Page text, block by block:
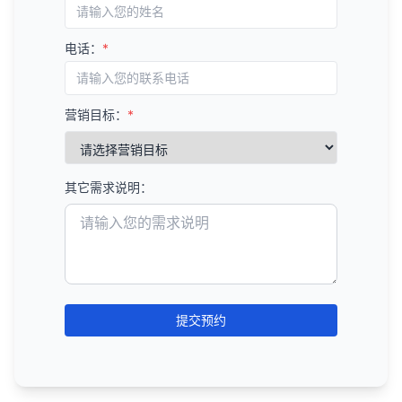
改进内容结构和格式，提高可读性和用户体验。
B. 技术SEO策略
修复爬行错误和索引问题。
优化页面速度和Core Web Vitals。
优化网站架构和内部链接。
实施结构化数据。
C. 链接建设策略
修复损坏的链接。
监控和管理链接概况。
改善页面设计和布局。
常用的SEO关键词研究工具
量和竞争度数据。
SEMrush：全面的SEO工具，提供关键词研究、
竞争分析等功能。
Ahrefs：强大的关键词研究和链接分析工具。
Moz Keyword Explorer
：提供关键词难度和机会
KeywordTool.io：从多个来源获取关键词建议。
AnswerThePublic：专注于问题型关键词和长尾
总结来说，使用SEO工具进行关键词研究是一个系统
排序，以及持续监控和优化。通过有效地使用SEO工
优先修复影响大量页面的问题。
如全局的元描述模板问题、图片优化问题等。
按修复难度排序：
可以先解决一些容易修复但影响较大的问题。
创建修复计划：
制定详细的修复计划和时间表。
分配责任人和资源。
设置检查点和验证步骤。
使用Google Search Console等工具监控技术问
题。
监控关键技术指标的变化，如页面速度、Core
设置新链接通知，及时了解新获得的链接。
分析新链接的质量和相关性。
监控丢失的链接：
监控丢失的链接，了解为什么链接被移除。
尝试恢复重要的丢失链接。
监控不良链接：
识别可能有害的链接（如来自垃圾网站的链
接）。
使用Google的不自然链接报告工具处理不良链
接。
定期进行外链审计，评估链接概况的健康状况。
调整链接建设策略，以获得更好的结果。
分析竞争对手未覆盖的内容机会。
关键词机会分析
识别有搜索量但竞争度较低的关键词。
内容格式机会：
识别未充分利用的内容格式（如视频、信息图
分析不同内容格式的表现。
制定内容更新计划，保持内容新鲜和相关。
优先更新高价值但表现不佳的内容。
内容创建策略：
确定最佳内容格式和结构。
分析他们的Core Web Vitals表现。
移动友好性分析
评估竞争对手的移动友好性。
分析他们的响应式设计和移动用户体验。
结构化数据分析
分析竞争对手的结构化数据实施情况。
识别他们使用的结构化数据类型。
6. 分析竞争对手的用户体验
网站设计分析：
分析他们的品牌一致性和用户界面。
导航和可用性分析：
评估竞争对手的网站导航和可用性。
电话： *
营销目标： *
其它需求说明：
提交预约